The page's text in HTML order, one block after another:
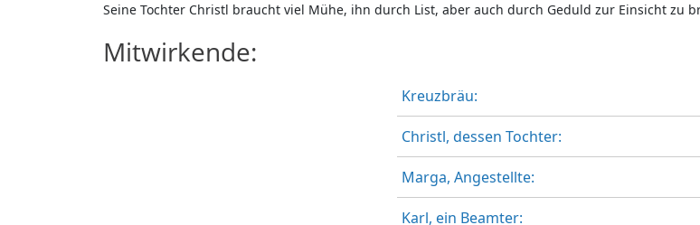
Seine Tochter Christl braucht viel Mühe, ihn durch List, aber auch durch Geduld zur Einsicht zu
Mitwirkende:
Kreuzbräu:
Christl, dessen Tochter:
Marga, Angestellte:
Karl, ein Beamter: